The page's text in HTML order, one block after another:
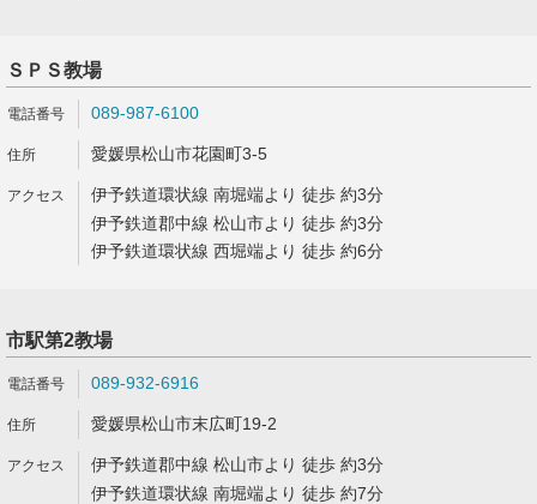
ＳＰＳ教場
089-987-6100
愛媛県松山市花園町3-5
伊予鉄道環状線 南堀端より 徒歩 約3分
伊予鉄道郡中線 松山市より 徒歩 約3分
伊予鉄道環状線 西堀端より 徒歩 約6分
市駅第2教場
089-932-6916
愛媛県松山市末広町19-2
伊予鉄道郡中線 松山市より 徒歩 約3分
伊予鉄道環状線 南堀端より 徒歩 約7分